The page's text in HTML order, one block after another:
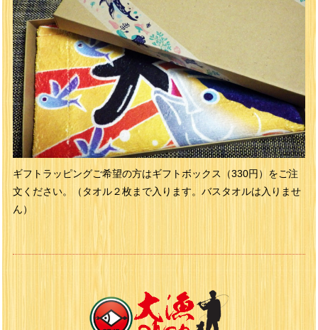
ギフトラッピングご希望の方はギフトボックス（330円）をご注
文ください。（タオル２枚まで入ります。バスタオルは入りませ
ん）